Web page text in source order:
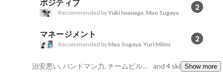
ポジティブ 2
Recommended byYuki Iwanaga, Mao Sugaya
マネージメント 2
Recommended by Mao Sugaya, Yuri Miimi
治安悪い, バンドマン力, チームビルディング and 4 skillsShow more